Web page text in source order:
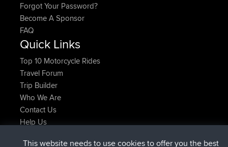
Forgot Your Password?
Become A Sponsor
FAQ
Quick Links
Top 10 Motorcycle Rides
Travel Forum
Trip Builder
Who We Are
Contact Us
Help Us
This website needs to use cookies to offer you the best